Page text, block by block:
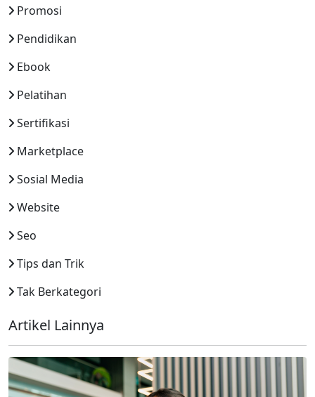
Promosi
Pendidikan
Ebook
Pelatihan
Sertifikasi
Marketplace
Sosial Media
Website
Seo
Tips dan Trik
Tak Berkategori
Artikel Lainnya